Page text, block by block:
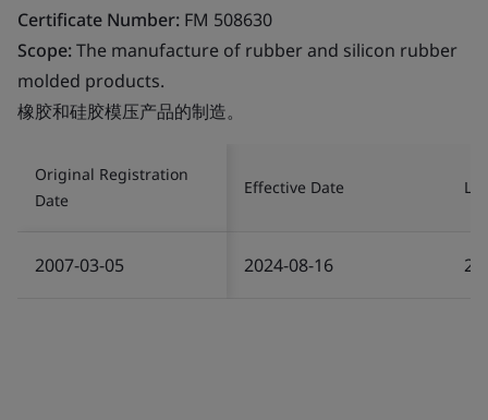
Certificate Number: FM 508630
Scope:The manufacture of rubber and silicon rubber
molded products.
橡胶和硅胶模压产品的制造。
Original Registration
Date
Effective Date
2007-03-05 2024-08-16